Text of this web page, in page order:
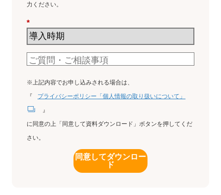
力ください。
*
※上記内容でお申し込みされる場合は、
『
プライバシーポリシー「個人情報の取り扱いについて」
』
に同意の上「同意して資料ダウンロード」ボタンを押してくだ
さい。
同意してダウンロー
ド